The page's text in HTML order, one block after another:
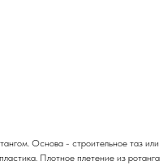
Основа - строительное таз или
Плотное плетение из ротанга